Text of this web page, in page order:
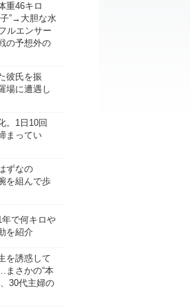
重46キロ
”→大胆な水
ルエンサー
の予想外の
彼氏を振
場に遭遇し
。1日10回
まってい
ずなの
を組んで歩
で何キロや
を紹介
を誘惑して
まさかの“本
30代主婦の